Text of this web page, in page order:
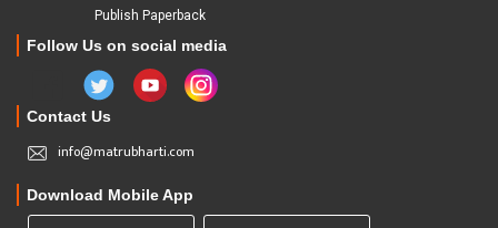
Publish Paperback
Follow Us on social media
Contact Us
info@matrubharti.com
Download Mobile App